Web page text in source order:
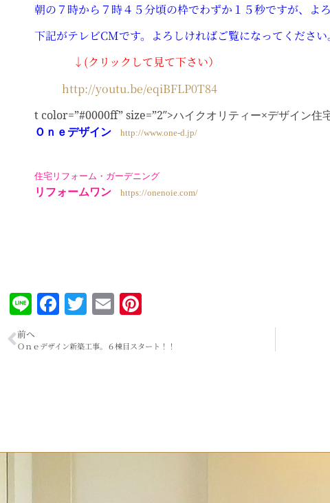
朝の７時から７時４５分頃の枠でわずか１５秒ですが、よ
下記がテレビCMです。よろしければご覧になってください。
↓(クリックして見て下さい）
http://youtu.be/eqiBFLP0T84
t color=”#0000ff” size=”2″>ハイクオリティー×デザイン住
Ｏｎｅデザイン
http://www.one-d.jp/
住宅リフォーム・ガーデニング
リフォームワン https://onenoie.com/
LineFacebook
Twitter
Email
前へ
Ｏｎｅデザイン新築工事。６棟目スタート！！